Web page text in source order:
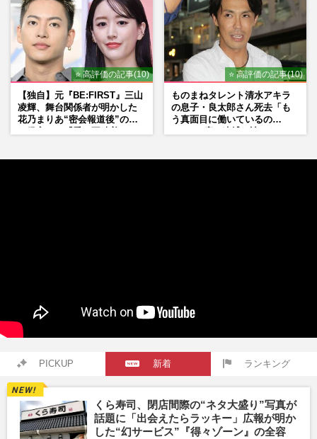
⭐ 高評価の記事(10)
【独自】元『BE:FIRST』三山
凌輝、舞台関係者が明かした
花乃まりあ“密会報道後”の呆
⭐ 高評価の記事(10)
ものまねタレント清水アキラ
の息子・良太郎さん死去「も
う真面目に働いているの
PICKUP 新着 ランキング
くら寿司、閉店間際の“ネタ大盛り”写真が
話題に「出会えたらラッキー」広報が明か
した“幻サービス”『得々ゾーン』の全容